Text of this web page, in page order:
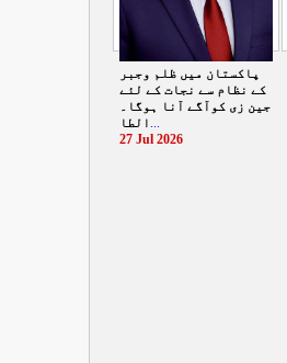
پاکستان میں ظلم وجبر
کے نظام سے نجات کے لئے
جین زی کوآگے آنا ہوگا۔
الطا ...
27 Jul 2026